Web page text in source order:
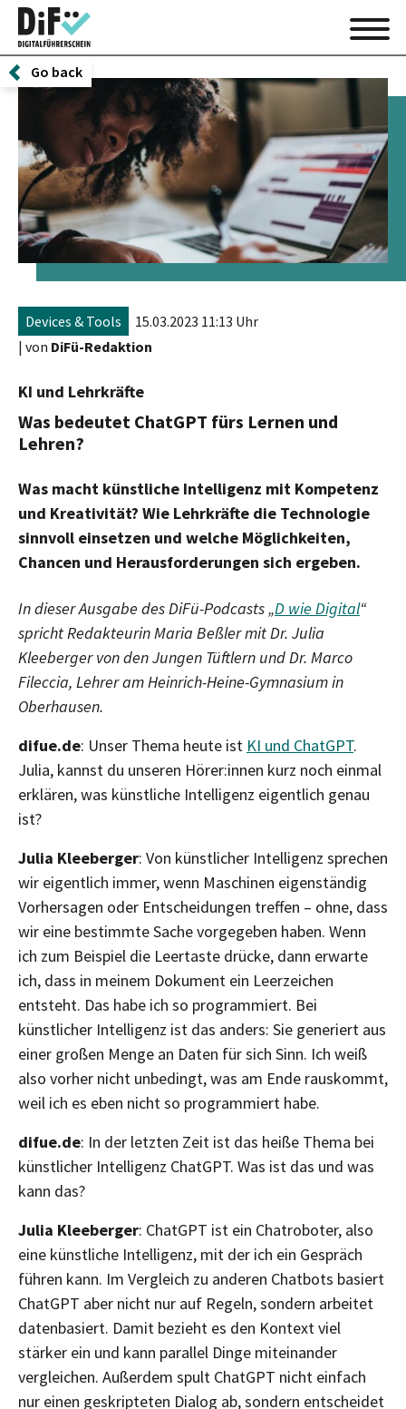
Go back
Devices & Tools
15.03.2023 11:13 Uhr
| von DiFü-Redaktion
KI und Lehrkräfte
Was bedeutet ChatGPT fürs Lernen und
Lehren?
Was macht künstliche Intelligenz mit Kompetenz
und Kreativität? Wie Lehrkräfte die Technologie
sinnvoll einsetzen und welche Möglichkeiten,
Chancen und Herausforderungen sich ergeben.
In dieser Ausgabe des DiFü-Podcasts „D wie Digital“
spricht Redakteurin Maria Beßler mit Dr. Julia
Kleeberger von den Jungen Tüftlern und Dr. Marco
Fileccia, Lehrer am Heinrich-Heine-Gymnasium in
Oberhausen.
difue.de: Unser Thema heute ist KI und ChatGPT.
Julia, kannst du unseren Hörer:innen kurz noch einmal
erklären, was künstliche Intelligenz eigentlich genau
ist?
Julia Kleeberger: Von künstlicher Intelligenz sprechen
wir eigentlich immer, wenn Maschinen eigenständig
Vorhersagen oder Entscheidungen treffen – ohne, dass
wir eine bestimmte Sache vorgegeben haben. Wenn
ich zum Beispiel die Leertaste drücke, dann erwarte
ich, dass in meinem Dokument ein Leerzeichen
entsteht. Das habe ich so programmiert. Bei
künstlicher Intelligenz ist das anders: Sie generiert aus
einer großen Menge an Daten für sich Sinn. Ich weiß
also vorher nicht unbedingt, was am Ende rauskommt,
weil ich es eben nicht so programmiert habe.
difue.de: In der letzten Zeit ist das heiße Thema bei
künstlicher Intelligenz ChatGPT. Was ist das und was
kann das?
Julia Kleeberger: ChatGPT ist ein Chatroboter, also
eine künstliche Intelligenz, mit der ich ein Gespräch
führen kann. Im Vergleich zu anderen Chatbots basiert
ChatGPT aber nicht nur auf Regeln, sondern arbeitet
datenbasiert. Damit bezieht es den Kontext viel
stärker ein und kann parallel Dinge miteinander
vergleichen. Außerdem spult ChatGPT nicht einfach
nur einen geskripteten Dialog ab, sondern entscheidet